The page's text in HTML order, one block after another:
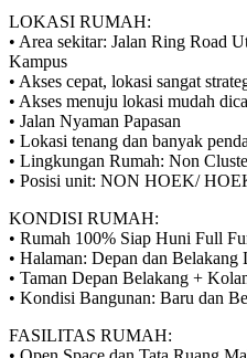
LOKASI RUMAH:
• Area sekitar: Jalan Ring Road
Kampus
• Akses cepat, lokasi sangat
• Akses menuju lokasi mudah
• Jalan Nyaman Papasan
• Lokasi tenang dan banyak
• Lingkungan Rumah: Non
• Posisi unit: NON HOEK/
KONDISI RUMAH:
• Rumah 100% Siap Huni Full
• Halaman: Depan dan Belakang
• Taman Depan Belakang +
• Kondisi Bangunan: Baru dan
FASILITAS RUMAH: